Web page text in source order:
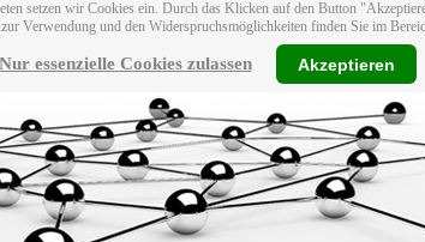
setzen wir Cookies ein. Durch das Klicken auf den Button
Verwendung und den Widerspruchsmöglichkeiten finden Sie im
Nur essenzielle Cookies zulassen Akzeptieren